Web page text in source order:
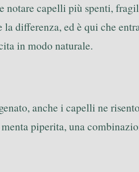
notare capelli più spenti,
differenza, ed è qui che
in modo naturale.
anche i capelli ne
piperita, una